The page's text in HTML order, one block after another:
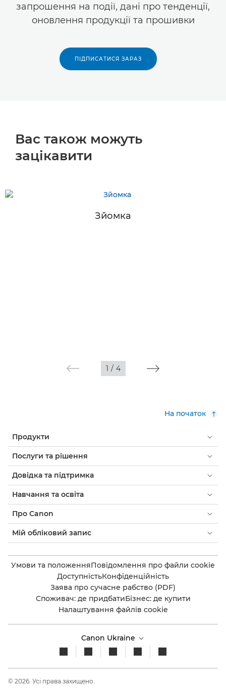
запрошення на події, дані про тенденції,
оновлення продукції та прошивки
ПІДПИСАТИСЯ ЗАРАЗ
Вас також можуть
зацікавити
Зйомка
1 / 4
На початок
Продукти
Послуги та рішення
Довідка та підтримка
Навчання та освіта
Про Canon
Мій обліковий запис
Умови та положенняПовідомлення про файли cookie
ДоступністьКонфіденційність
Заява про сучасне рабство (PDF)
Споживач: де придбатиБізнес: де купити
Налаштування файлів cookie
Canon Ukraine
© 2026. Усі права захищено.